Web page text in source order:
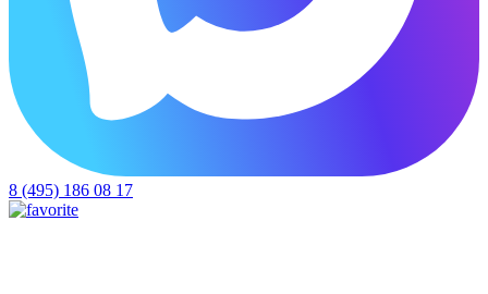
8 (495) 186 08 17